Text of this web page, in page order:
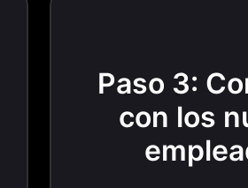
Paso 3:
con los